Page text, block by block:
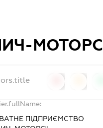
МОТОРС
ПІДПРИЄМСТВО